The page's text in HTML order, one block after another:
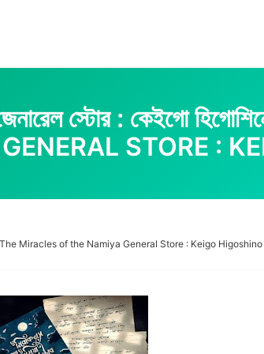
জেনারেল স্টোর : কেইগো
STORE :
| The Miracles of the Namiya General Store : Keigo Higoshino